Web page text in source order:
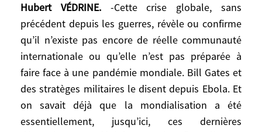
Hubert VÉDRINE.-Cette crise globale, sans
précédent depuis les guerres, révèle ou confirme
qu’il n’existe pas encore de réelle communauté
internationale ou qu’elle n’est pas préparée à
faire face à une pandémie mondiale. Bill Gates et
des stratèges militaires le disent depuis Ebola. Et
on savait déjà que la mondialisation a été
essentiellement, jusqu’ici, ces dernières
confirme qu’il n’existe pas encore de réelle
communauté internationale ou qu’elle
n’est pas préparée à faire face à une
pandémie mondiale. Bill Gates et des
stratèges militaires le disent depuis Ebola.
Et on savait déjà que la mondialisation a
été essentiellement, jusqu’ici, ces
dernières décennies, une